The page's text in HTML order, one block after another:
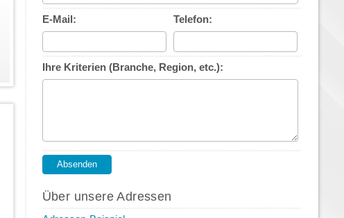
E-Mail: Telefon:
Ihre Kriterien (Branche, Region, etc.):
Über unsere Adressen